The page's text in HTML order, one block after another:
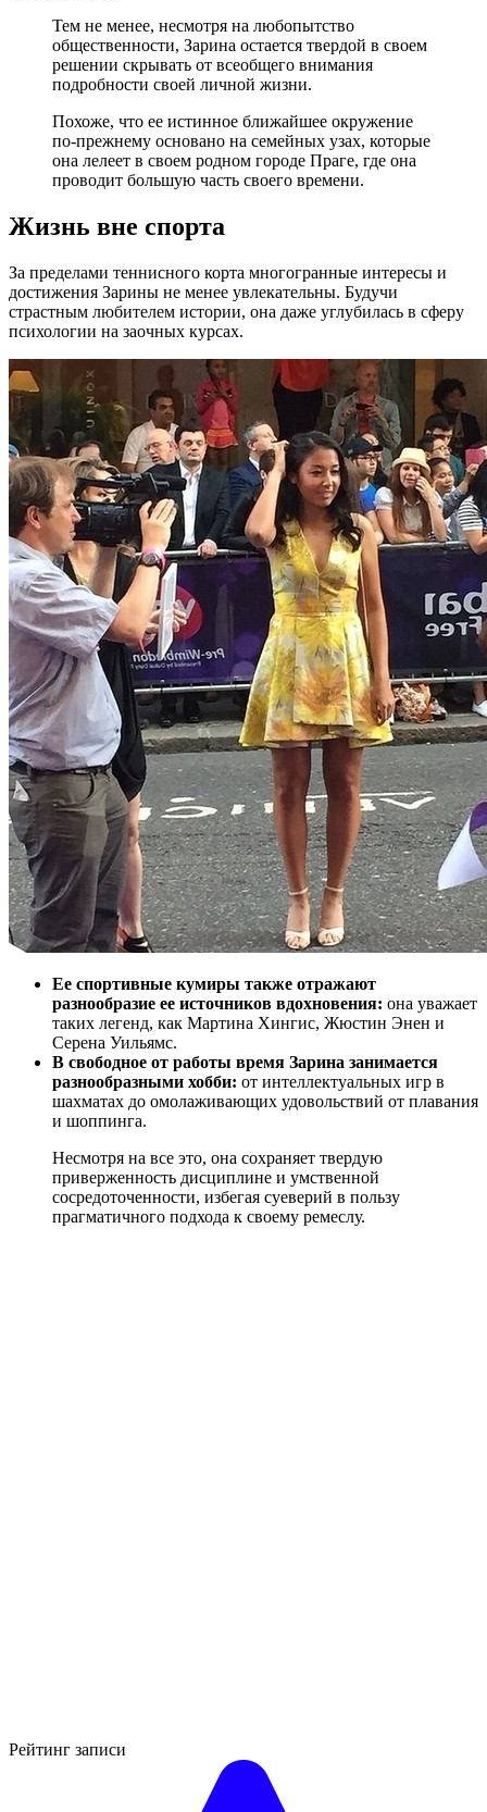
Тем не менее, несмотря на любопытство
общественности, Зарина остается твердой в своем
решении скрывать от всеобщего внимания
подробности своей личной жизни.
Похоже, что ее истинное ближайшее окружение
по-прежнему основано на семейных узах, которые
она лелеет в своем родном городе Праге, где она
проводит большую часть своего времени.
Жизнь вне спорта
За пределами теннисного корта многогранные интересы и
достижения Зарины не менее увлекательны. Будучи
страстным любителем истории, она даже углубилась в сферу
психологии на заочных курсах.
Ее спортивные кумиры также отражают
разнообразие ее источников вдохновения: она уважает
таких легенд, как Мартина Хингис, Жюстин Энен и
Серена Уильямс.
В свободное от работы время Зарина занимается
разнообразными хобби: от интеллектуальных игр в
шахматах до омолаживающих удовольствий от плавания
и шоппинга.
Несмотря на все это, она сохраняет твердую
приверженность дисциплине и умственной
сосредоточенности, избегая суеверий в пользу
прагматичного подхода к своему ремеслу.
Рейтинг записи